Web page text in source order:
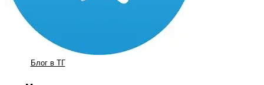
Блог в ТГ